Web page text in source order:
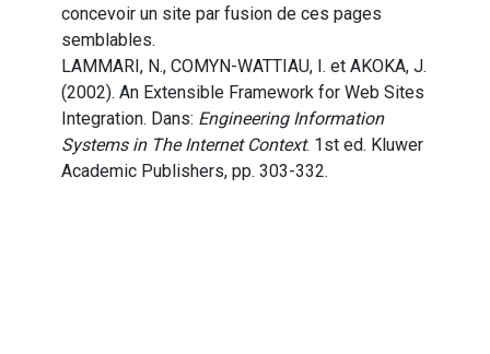
concevoir un site par fusion de ces pages
semblables.
LAMMARI, N., COMYN-WATTIAU, I. et AKOKA, J.
(2002). An Extensible Framework for Web Sites
Integration. Dans: Engineering Information
Systems in The Internet Context. 1st ed. Kluwer
Academic Publishers, pp. 303-332.